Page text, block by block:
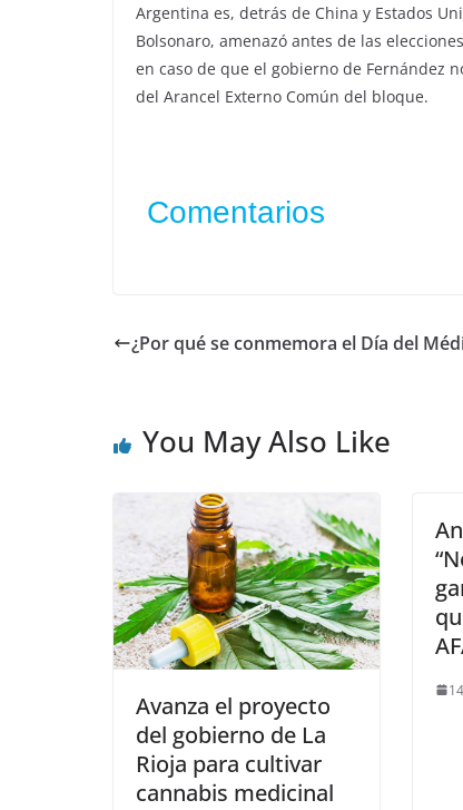
Argentina es, detrás de China y Estados
Bolsonaro, amenazó antes de las
en caso de que el gobierno de Fernández
del Arancel Externo Común del bloque.
Comentarios
¿Por qué se conmemora el Día del
You May Also Like
Avanza el proyecto
del gobierno de La
Rioja para cultivar
cannabis medicinal